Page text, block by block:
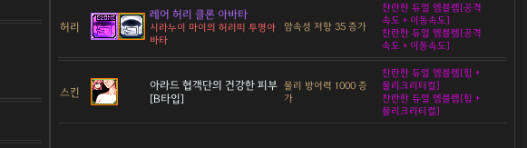
허리
레어 허리 클론 아바타
시라누이 마이의 허리띠 투명아
바타
암속성 저항 35 증가
찬란한 듀얼 엠블렘[공격
속도 + 이동속도]
찬란한 듀얼 엠블렘[공격
속도 + 이동속도]
스킨
아라드 협객단의 건강한 피부
[B타입]
물리 방어력 1000 증
가
찬란한 듀얼 엠블렘[힘 +
물리크리티컬]
찬란한 듀얼 엠블렘[힘 +
물리크리티컬]